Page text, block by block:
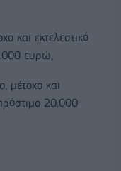
και εκτελεστικό
ευρώ,
μέτοχο και
20.000